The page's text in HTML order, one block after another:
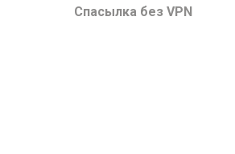
Спасылка без VPN